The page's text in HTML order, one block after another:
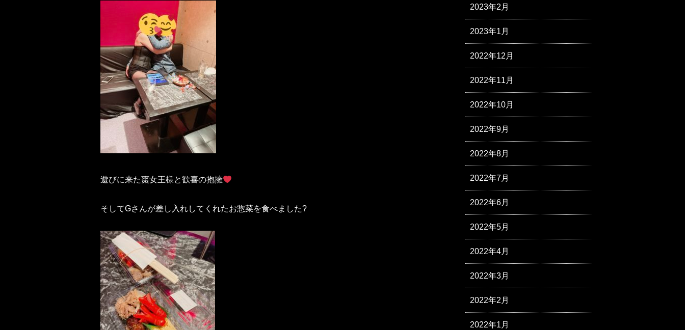
遊びに来た棗女王様と歓喜の抱擁
そしてGさんが差し入れしてくれたお惣菜を食べました?
2023年2月
2023年1月
2022年12月
2022年11月
2022年10月
2022年9月
2022年8月
2022年7月
2022年6月
2022年5月
2022年4月
2022年3月
2022年2月
2022年1月